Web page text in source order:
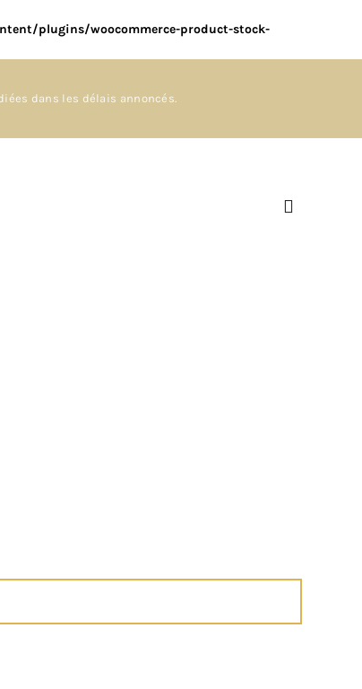
plugins/woocommerce-product-stock-
dans les délais annoncés.